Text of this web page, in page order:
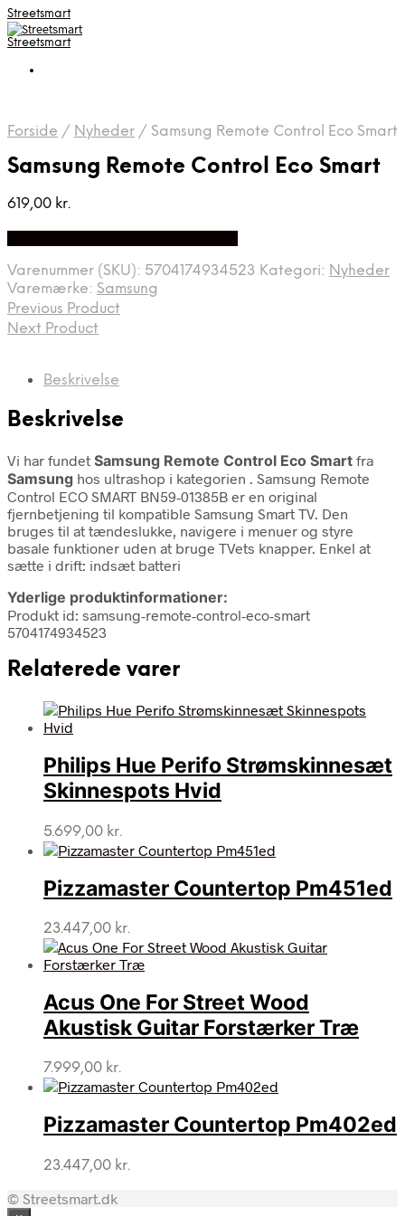
Streetsmart
Streetsmart
Forside / Nyheder / Samsung Remote Control Eco Smart
Samsung Remote Control Eco Smart
619,00 kr.
Varenummer (SKU): 5704174934523 Kategori: Nyheder
Varemærke: Samsung
Previous Product
Next Product
Beskrivelse
Beskrivelse
Vi har fundet Samsung Remote Control Eco Smart fra
Samsung hos ultrashop i kategorien . Samsung Remote
Control ECO SMART BN59-01385B er en original
fjernbetjening til kompatible Samsung Smart TV. Den
bruges til at tændeslukke, navigere i menuer og styre
basale funktioner uden at bruge TVets knapper. Enkel at
sætte i drift: indsæt batteri
Yderlige produktinformationer:
Produkt id: samsung-remote-control-eco-smart
5704174934523
Relaterede varer
Philips Hue Perifo Strømskinnesæt
Skinnespots Hvid
5.699,00 kr.
Pizzamaster Countertop Pm451ed
23.447,00 kr.
Acus One For Street Wood
Akustisk Guitar Forstærker Træ
7.999,00 kr.
Pizzamaster Countertop Pm402ed
23.447,00 kr.
© Streetsmart.dk